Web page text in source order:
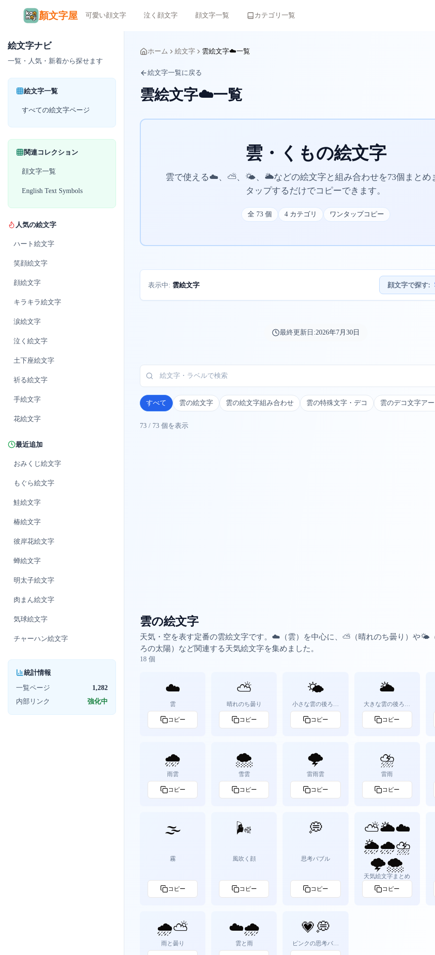
顏文字屋 可愛い顔文字 泣く顔文字 顔文字一覧 カテゴリ一覧
絵文字ナビ
一覧・人気・新着から探せます
絵文字一覧
すべての絵文字ページ
関連コレクション
顔文字一覧
English Text Symbols
人気の絵文字
ハート 絵文字
笑顔絵文字
顔絵文字
キラキラ絵文字
涙絵文字
泣く 絵文字
土下座絵文字
祈る絵文字
手絵文字
花絵文字
最近追加
おみくじ絵文字
もぐら絵文字
鮭絵文字
椿絵文字
彼岸花絵文字
蝉絵文字
明太子絵文字
肉まん絵文字
気球絵文字
チャーハン絵文字
統計情報
一覧ページ
1,282
内部リンク
強化中
ホーム 絵文字 雲絵文字☁️一覧
絵文字一覧に戻る
雲絵文字☁️一覧
雲・くもの絵文字
雲で使える☁️、⛅、🌤️、🌥️などの絵文字と組み合わせを73個まとめ
タップするだけでコピーできます。
全 73個 4カテゴリ ワンタップコピー
表示中: 雲絵文字 顔文字で探す:
最終更新日:2026年7月30日
すべて 雲の絵文字 雲の絵文字組み合わせ 雲の特殊文字・デコ 雲のデコ文字ア
73 / 73 個を表示
雲の絵文字
天気・空を表す定番の雲絵文字です。☁️（雲）を中心に、⛅（晴れのち曇り）や🌤️
ろの太陽）など関連する天気絵文字を集めました。
18 個
☁️
雲
コピー
⛅
晴れのち曇り
コピー
🌤️
小さな雲の後ろの
太陽
コピー
🌥️
大きな雲の後ろの
太陽
コピー
🌧️
雨雲
コピー
🌨️
雪雲
コピー
🌩️
雷雨雲
コピー
⛈️
雷雨
コピー
🌫️
霧
コピー
🌬️
風吹く顔
コピー
💭
思考バブル
コピー
⛅️🌥☁️
🌦🌧⛈
🌩🌨
天気絵文字まとめ
コピー
🌧️️️⛅️
雨と曇り
☁️🌧
雲と雨
💗💭
ピンクの思考バブ
ル